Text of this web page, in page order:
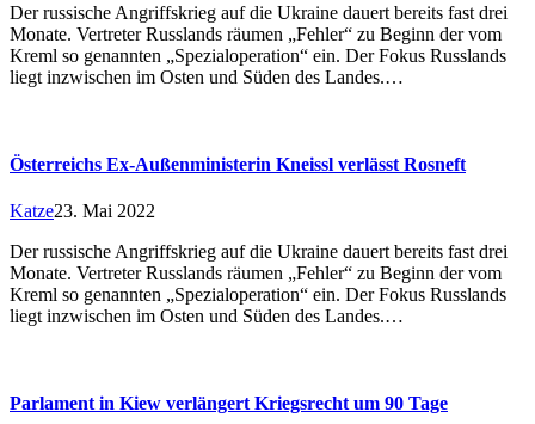
Der russische Angriffskrieg auf die Ukraine dauert bereits fast drei
Monate. Vertreter Russlands räumen „Fehler“ zu Beginn der vom
Kreml so genannten „Spezialoperation“ ein. Der Fokus Russlands
liegt inzwischen im Osten und Süden des Landes.…
Österreichs Ex-Außenministerin Kneissl verlässt Rosneft
Katze23. Mai 2022
Der russische Angriffskrieg auf die Ukraine dauert bereits fast drei
Monate. Vertreter Russlands räumen „Fehler“ zu Beginn der vom
Kreml so genannten „Spezialoperation“ ein. Der Fokus Russlands
liegt inzwischen im Osten und Süden des Landes.…
Parlament in Kiew verlängert Kriegsrecht um 90 Tage